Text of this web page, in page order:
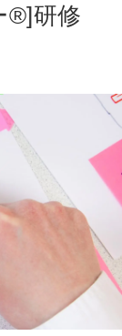
®]研修